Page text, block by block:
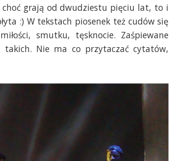
choć grają od dwudziestu pięciu lat, to i
:) W tekstach piosenek też cudów się
smutku, tęsknocie. Zaśpiewane
Nie ma co przytaczać cytatów,